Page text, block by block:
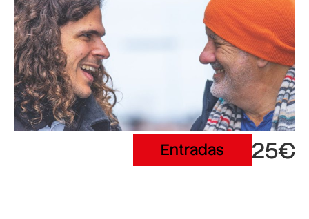
Entradas 25€